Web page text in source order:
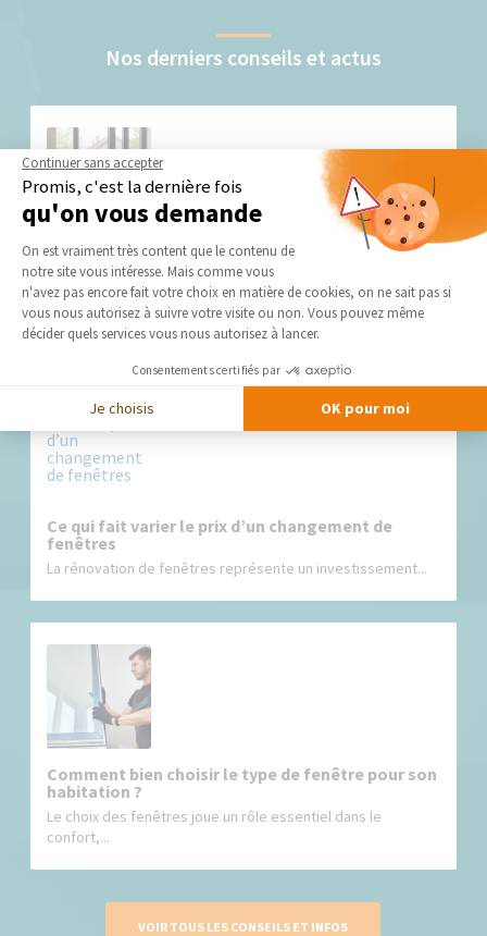
Nos derniers conseils et actus
Quel budget prévoir en 2026 pour rénover ses
fenêtres ?
Vos fenêtres laissent passer les courants d'air en hiver et la
chaleur en été...
Ce qui fait varier le prix d’un changement de
fenêtres
La rénovation de fenêtres représente un investissement...
Comment bien choisir le type de fenêtre pour son
habitation ?
Le choix des fenêtres joue un rôle essentiel dans le
confort,...
VOIR TOUS LES CONSEILS ET INFOS
Continuer sans accepter
Promis, c'est la dernière fois
qu'on vous demande
Plateforme de Gestion du
On est vraiment très content que le contenu de
notre site vous intéresse. Mais comme vous
n'avez pas encore fait votre choix en matière de cookies, on ne sait pas si
vous nous autorisez à suivre votre visite ou non. Vous pouvez même
décider quels services vous nous autorisez à lancer.
Consentements certifiés par
Je choisis OK pour moi
Axeptio consent